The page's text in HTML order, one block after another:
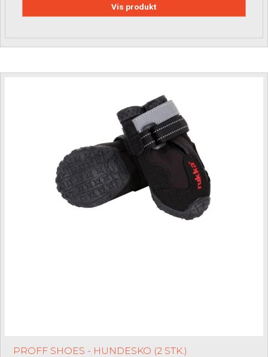
Vis produkt
PROFF SHOES - HUNDESKO (2 STK.)